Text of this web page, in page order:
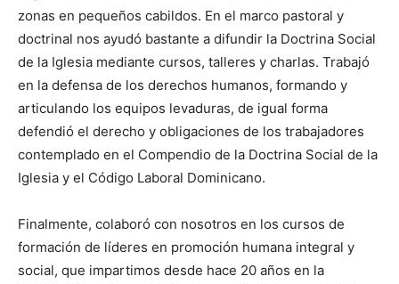
zonas en pequeños cabildos. En el marco pastoral y
doctrinal nos ayudó bastante a difundir la Doctrina Social
de la Iglesia mediante cursos, talle­res y charlas. Trabajó
en la defensa de los derechos humanos, formando y
articulando los equipos levadu­ras, de igual forma
defendió el derecho y obligaciones de los trabajadores
contemplado en el Com­pendio de la Doctrina Social de la
Iglesia y el Código Laboral Domi­nicano.
Finalmente, colaboró con noso­tros en los cursos de
formación de líderes en promoción humana integral y
social, que impartimos desde hace 20 años en la